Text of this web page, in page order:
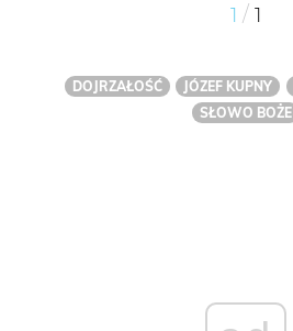
1 / 1
DOJRZAŁOŚĆ JÓZEF KUPNY
SŁOWO BOŻE